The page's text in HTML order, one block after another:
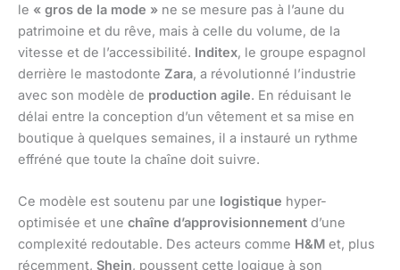
le « gros de la mode » ne se mesure pas à l’aune du
patrimoine et du rêve, mais à celle du volume, de la
vitesse et de l’accessibilité. Inditex, le groupe espagnol
derrière le mastodonte Zara, a révolutionné l’industrie
avec son modèle de production agile. En réduisant le
délai entre la conception d’un vêtement et sa mise en
boutique à quelques semaines, il a instauré un rythme
effréné que toute la chaîne doit suivre.
Ce modèle est soutenu par une logistique hyper-
optimisée et une chaîne d’approvisionnement d’une
complexité redoutable. Des acteurs comme H&M et, plus
récemment, Shein, poussent cette logique à son